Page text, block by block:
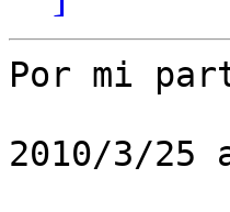
Por mi
2010/3/25